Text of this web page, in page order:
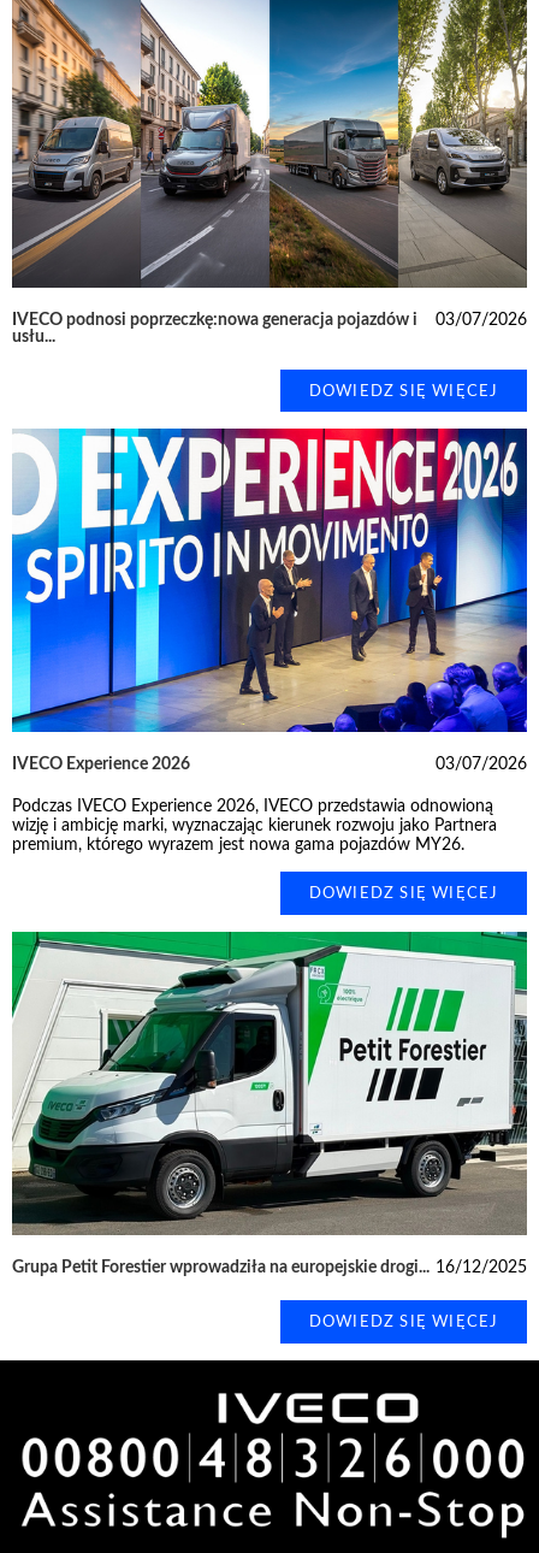
03/07/2026
IVECO podnosi poprzeczkę:nowa generacja pojazdów i
usłu...
DOWIEDZ SIĘ WIĘCEJ
03/07/2026
IVECO Experience 2026
Podczas IVECO Experience 2026, IVECO przedstawia odnowioną
wizję i ambicję marki, wyznaczając kierunek rozwoju jako Partnera
premium, którego wyrazem jest nowa gama pojazdów MY26.
DOWIEDZ SIĘ WIĘCEJ
16/12/2025
Grupa Petit Forestier wprowadziła na europejskie drogi...
DOWIEDZ SIĘ WIĘCEJ